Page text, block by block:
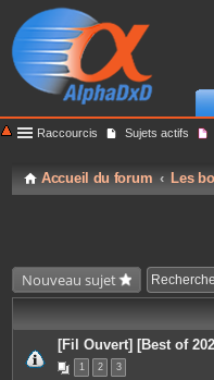
Raccourcis Sujets actifs
Accueil du forum Les
Nouveau sujet
[Fil Ouvert] [Best of
1 2 3